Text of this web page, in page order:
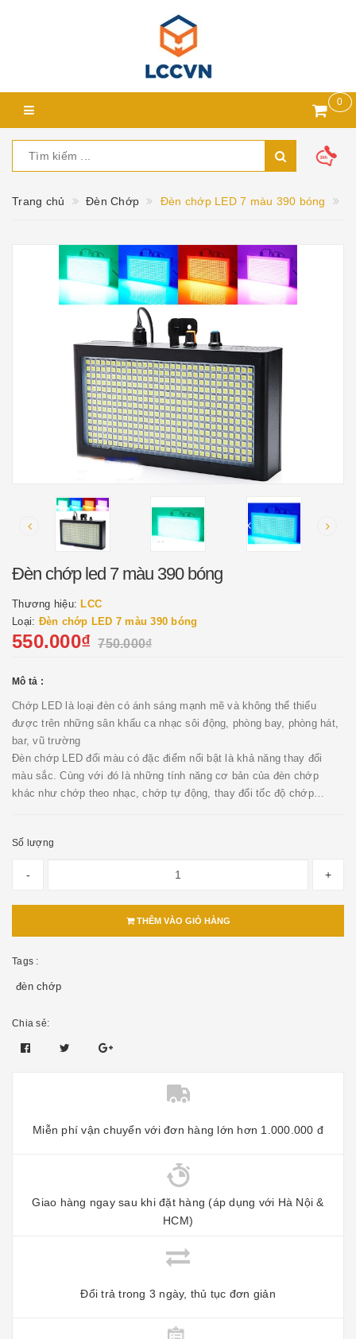
0
Trang chủ Đèn Chớp Đèn chớp LED 7 màu 390 bóng
Đèn chớp led 7 màu 390 bóng
Thương hiệu: LCC
Loại: Đèn chớp LED 7 màu 390 bóng
550.000₫ 750.000₫
Mô tả :
Chớp LED là loại đèn có ánh sáng mạnh mẽ và không thể thiếu
được trên những sân khấu ca nhạc sôi động, phòng bay, phòng hát,
bar, vũ trường
Đèn chớp LED đổi màu có đặc điểm nổi bật là khả năng thay đổi
màu sắc. Cùng với đó là những tính năng cơ bản của đèn chớp
khác như chớp theo nhạc, chớp tự động, thay đổi tốc độ chớp…
Số lượng
- +
THÊM VÀO GIỎ HÀNG
Tags :
đèn chớp
Chia sẻ:
Miễn phí vận chuyển với đơn hàng lớn hơn 1.000.000 đ
Giao hàng ngay sau khi đặt hàng (áp dụng với Hà Nội &
HCM)
Đổi trả trong 3 ngày, thủ tục đơn giản